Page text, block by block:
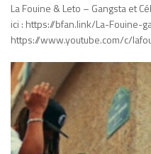
La Fouine & Leto – Gangsta et
ici : https://bfan.link/La-Fouine-
https://www.youtube.com/c/